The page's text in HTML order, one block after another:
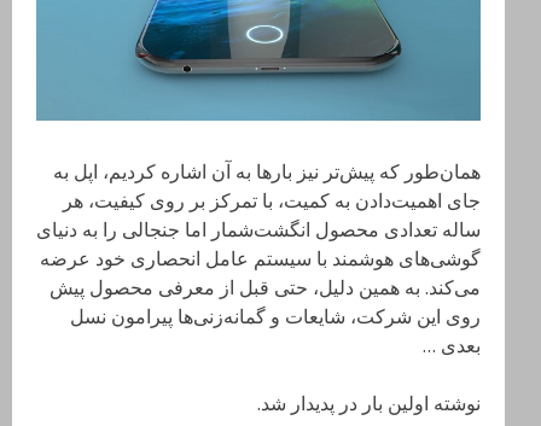
همان‌طور که پیش‌تر نیز بارها به آن اشاره کردیم، اپل به
جای اهمیت‌دادن به کمیت، با تمرکز بر روی کیفیت، هر
ساله تعدادی محصول انگشت‌شمار اما جنجالی را به دنیای
گوشی‌های هوشمند با سیستم عامل انحصاری خود عرضه
می‌کند. به همین دلیل، حتی قبل از معرفی محصول پیش
روی این شرکت، شایعات و گمانه‌زنی‌ها پیرامون نسل
بعدی …
نوشته اولین بار در پدیدار شد.